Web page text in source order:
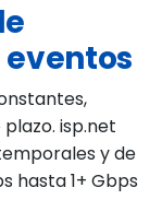
isp.net
y de
hasta 1+ Gbps